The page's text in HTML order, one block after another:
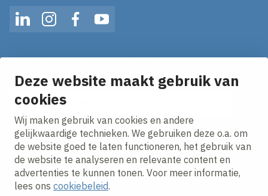
Deze website maakt gebruik van
cookies
Wij maken gebruik van cookies en andere
gelijkwaardige technieken. We gebruiken deze o.a. om
de website goed te laten functioneren, het gebruik van
de website te analyseren en relevante content en
advertenties te kunnen tonen. Voor meer informatie,
lees ons cookiebeleid.
LinkedInInstagramFacebookYouTube
Ontvang onze nieuws alerts in je mailbox!
E-mailadres
Ik ga akkoord met hetprivacy statement.